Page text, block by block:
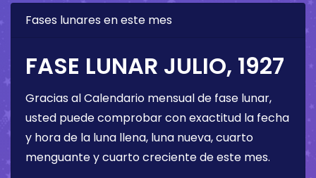
Fases lunares en este mes
FASE LUNAR JULIO, 1927
Gracias al Calendario mensual de fase lunar,
usted puede comprobar con exactitud la fecha
y hora de la luna llena, luna nueva, cuarto
menguante y cuarto creciente de este mes.